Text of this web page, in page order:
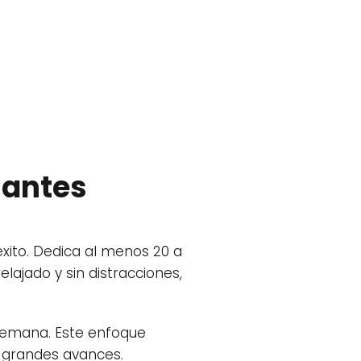
Dedica al menos 20 a
y sin distracciones,
Este enfoque
avances.